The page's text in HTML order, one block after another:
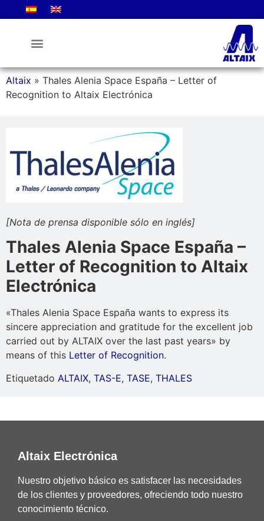
Altaix » Thales Alenia Space España – Letter of
Recognition to Altaix Electrónica
[Nota de prensa disponible sólo en inglés]
Thales Alenia Space España –
Letter of Recognition to Altaix
Electrónica
«Thales Alenia Space España wants to express its
sincere appreciation and gratitude for the excellent job
carried out by ALTAIX over the last past years» by
means of this Letter of Recognition.
Etiquetado ALTAIX, TAS-E, TASE, THALES
Altaix Electrónica
Nuestro objetivo básico es satisfacer las necesidades
de los clientes y proveedores, ofreciendo todo nuestro
conocimiento técnico.